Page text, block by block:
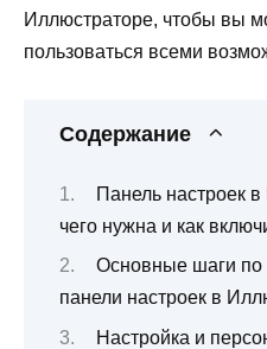
Иллюстраторе, чтобы вы
пользоваться всеми
Содержание
Панель настроек
чего нужна и как
Основные шаги по
панели настроек в
Настройка и